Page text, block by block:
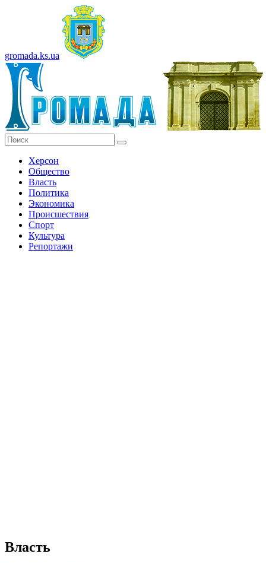
gromada.ks.ua
Херсон
Общество
Власть
Политика
Экономика
Происшествия
Спорт
Культура
Репортажи
Власть